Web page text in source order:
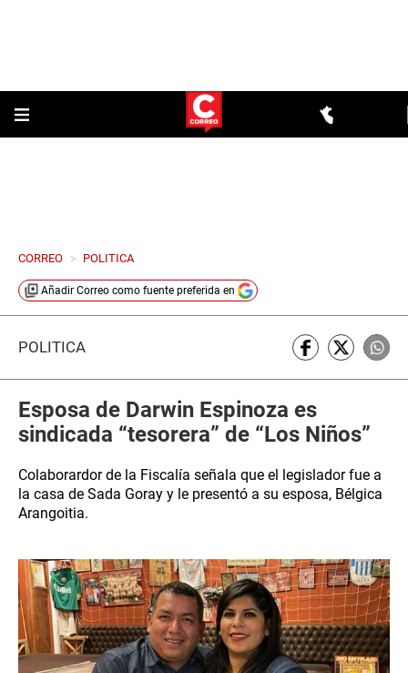
CORREO > POLITICA
Añadir Correo como fuente preferida en
POLÍTICA
Esposa de Darwin Espinoza es
sindicada “tesorera” de “Los Niños”
Colaborardor de la Fiscalía señala que el legislador fue a
la casa de Sada Goray y le presentó a su esposa, Bélgica
Arangoitia.